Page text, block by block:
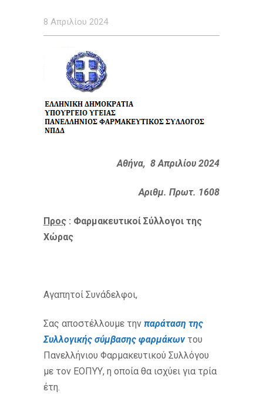
8 Απριλίου 2024
Αθήνα, 8 Απριλίου 2024
Αριθμ. Πρωτ. 1608
Προς : Φαρμακευτικοί Σύλλογοι της
Χώρας
Αγαπητοί Συνάδελφοι,
Σας αποστέλλουμε την παράταση της
Συλλογικής σύμβασης φαρμάκωντου
Πανελλήνιου Φαρμακευτικού Συλλόγου
με τον ΕΟΠΥΥ, η οποία θα ισχύει για τρία
έτη.